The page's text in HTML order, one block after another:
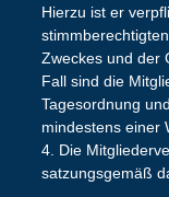
Hierzu ist er
Zweckes und der
Fall sind die
Tagesordnung
mindestens einer
4. Die
satzungsgemäß